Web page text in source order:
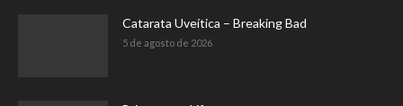
Catarata Uveítica – Breaking Bad
5 de agosto de 2026